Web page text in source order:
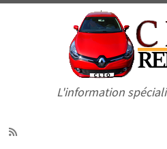
L'information